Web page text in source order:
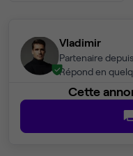
Vladimir
Partenaire
Répond en
Cette